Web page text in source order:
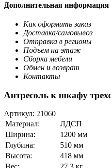
Дополнительная информация
Как оформить заказ
Доставка/самовывоз
Отправка в регионы
Подъем на этаж
Сборка мебели
Обмен и возврат
Контакты
Антресоль к шкафу
Артикул: 21060
Материал:
ЛДСП
Ширина:
1200 мм
Глубина:
510 мм
Высота:
418 мм